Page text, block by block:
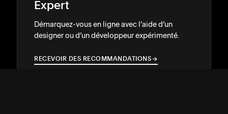
Expert
Démarquez-vous en ligne avec l’aide d’un
designer ou d’un développeur expérimenté.
RECEVOIR DES RECOMMANDATIONS→
→